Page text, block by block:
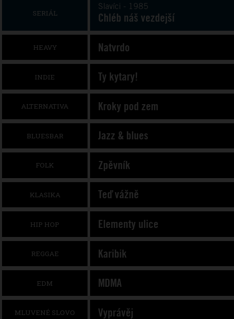
SERIÁL
Slavíci - 1985
Chléb náš vezdejší
HEAVY Natvrdo
INDIE Ty kytary!
ALTERNATIVA Kroky pod zem
BLUESBAR Jazz & blues
FOLK Zpěvník
KLASIKA Teď vážně
HIP HOP Elementy ulice
REGGAE Karibik
EDM MDMA
MLUVENÉ SLOVO Vyprávěj